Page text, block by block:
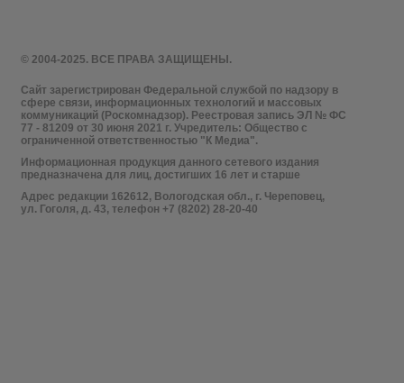
© 2004-2025. ВСЕ ПРАВА ЗАЩИЩЕНЫ.
Сайт зарегистрирован Федеральной службой по надзору в
сфере связи, информационных технологий и массовых
коммуникаций (Роскомнадзор). Реестровая запись ЭЛ № ФС
77 - 81209 от 30 июня 2021 г. Учредитель: Общество с
ограниченной ответственностью "К Медиа".
Информационная продукция данного сетевого издания
предназначена для лиц, достигших 16 лет и старше
Адрес редакции 162612, Вологодская обл., г. Череповец,
ул. Гоголя, д. 43, телефон +7 (8202) 28-20-40